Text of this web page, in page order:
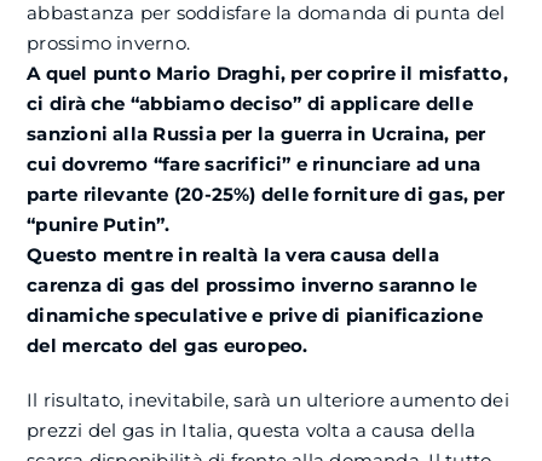
abbastanza per soddisfare la domanda di punta del
prossimo inverno.
A quel punto Mario Draghi, per coprire il misfatto,
ci dirà che “abbiamo deciso” di applicare delle
sanzioni alla Russia per la guerra in Ucraina, per
cui dovremo “fare sacrifici” e rinunciare ad una
parte rilevante (20-25%) delle forniture di gas, per
“punire Putin”.
Questo mentre in realtà la vera causa della
carenza di gas del prossimo inverno saranno le
dinamiche speculative e prive di pianificazione
del mercato del gas europeo.
Il risultato, inevitabile, sarà un ulteriore aumento dei
prezzi del gas in Italia, questa volta a causa della